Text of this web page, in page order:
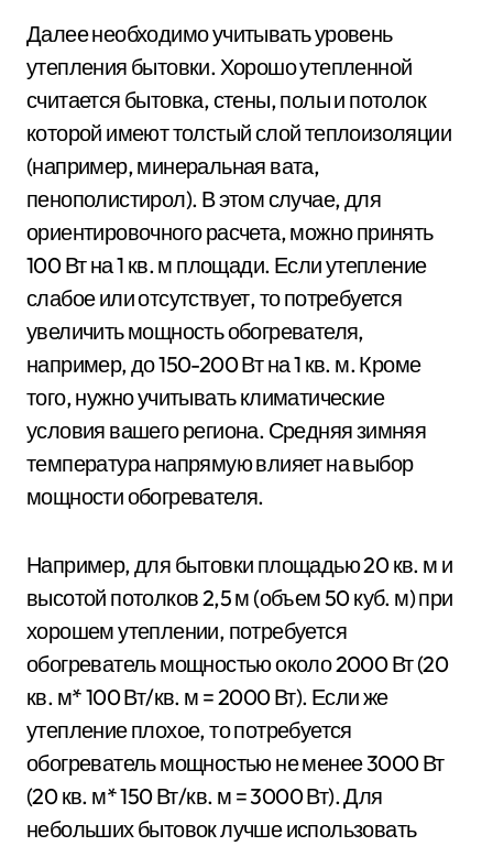
Далее необходимо учитывать уровень
утепления бытовки. Хорошо утепленной
считается бытовка, стены, полы и потолок
которой имеют толстый слой теплоизоляции
(например, минеральная вата,
пенополистирол). В этом случае, для
ориентировочного расчета, можно принять
100 Вт на 1 кв. м площади. Если утепление
слабое или отсутствует, то потребуется
увеличить мощность обогревателя,
например, до 150-200 Вт на 1 кв. м. Кроме
того, нужно учитывать климатические
условия вашего региона. Средняя зимняя
температура напрямую влияет на выбор
мощности обогревателя.
Например, для бытовки площадью 20 кв. м и
высотой потолков 2,5 м (объем 50 куб. м) при
хорошем утеплении, потребуется
обогреватель мощностью около 2000 Вт (20
кв. м* 100 Вт/кв. м = 2000 Вт). Если же
утепление плохое, то потребуется
обогреватель мощностью не менее 3000 Вт
(20 кв. м* 150 Вт/кв. м = 3000 Вт). Для
небольших бытовок лучше использовать